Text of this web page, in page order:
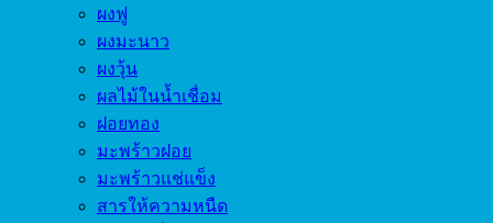
ผงฟู
ผงมะนาว
ผงวุ้น
ผลไม้ในน้ำเชื่อม
ฝอยทอง
มะพร้าวฝอย
มะพร้าวแช่แข็ง
สารให้ความหนืด